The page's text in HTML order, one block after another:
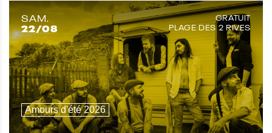
SAM.
22/08
GRATUIT
PLAGE DES 2 RIVES
Amours d'été 2026